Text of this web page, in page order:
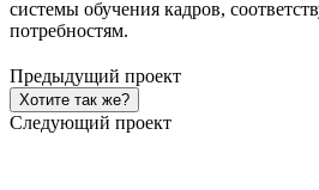
системы обучения кадров,
потребностям.
Предыдущий проект
Хотите так же?
Следующий проект